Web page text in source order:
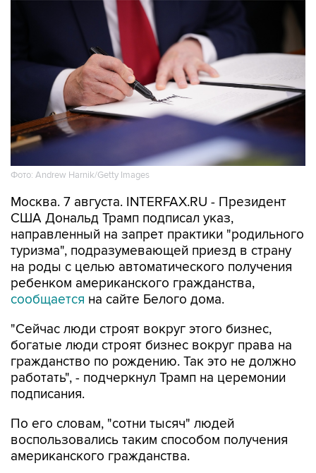
Фото: Andrew Harnik/Getty Images
Москва. 7 августа. INTERFAX.RU - Президент
США Дональд Трамп подписал указ,
направленный на запрет практики "родильного
туризма", подразумевающей приезд в страну
на роды с целью автоматического получения
ребенком американского гражданства,
сообщается на сайте Белого дома.
"Сейчас люди строят вокруг этого бизнес,
богатые люди строят бизнес вокруг права на
гражданство по рождению. Так это не должно
работать", - подчеркнул Трамп на церемонии
подписания.
По его словам, "сотни тысяч" людей
воспользовались таким способом получения
американского гражданства.